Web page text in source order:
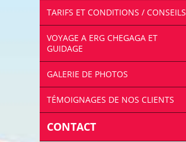
TARIFS ET CONDITIONS / CONSEILS
VOYAGE A ERG CHEGAGA ET
GUIDAGE
GALERIE DE PHOTOS
TÉMOIGNAGES DE NOS CLIENTS
CONTACT